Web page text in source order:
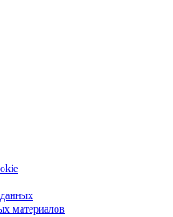
материалов